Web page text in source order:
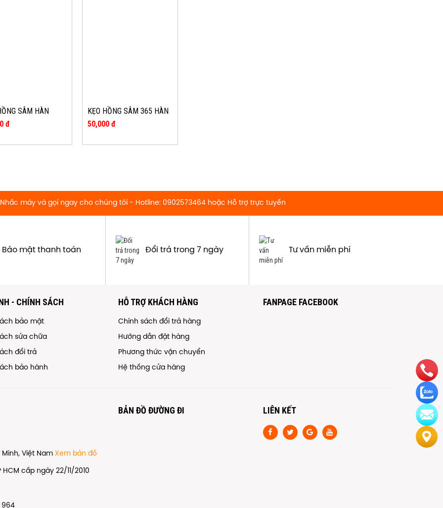
SÂM HÀN
GÓI 200G
đ
KẸO HỒNG SÂM 365 HÀN
QUỐC BỊCH 200G
50,000 đ
máy và gọi ngay cho chúng tôi - Hotline: 0902573464 hoặc Hỗ trợ trực tuyến
Bảo mật thanh toán Đổi trả trong 7 ngày Tư vấn miễn phí
- CHÍNH SÁCH
bảo mật
sửa chữa
đổi trả
bảo hành
HỖ TRỢ KHÁCH HÀNG
Chính sách đổi trả hàng
Hướng dẫn đặt hàng
Phương thức vận chuyển
Hệ thống cửa hàng
FANPAGE FACEBOOK
Minh, Việt Nam Xem bản đồ
cấp ngày 22/11/2010
964
BẢN ĐỒ ĐƯỜNG ĐI LIÊN KẾT